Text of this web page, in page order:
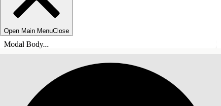
Open Main MenuClose
Modal Body...